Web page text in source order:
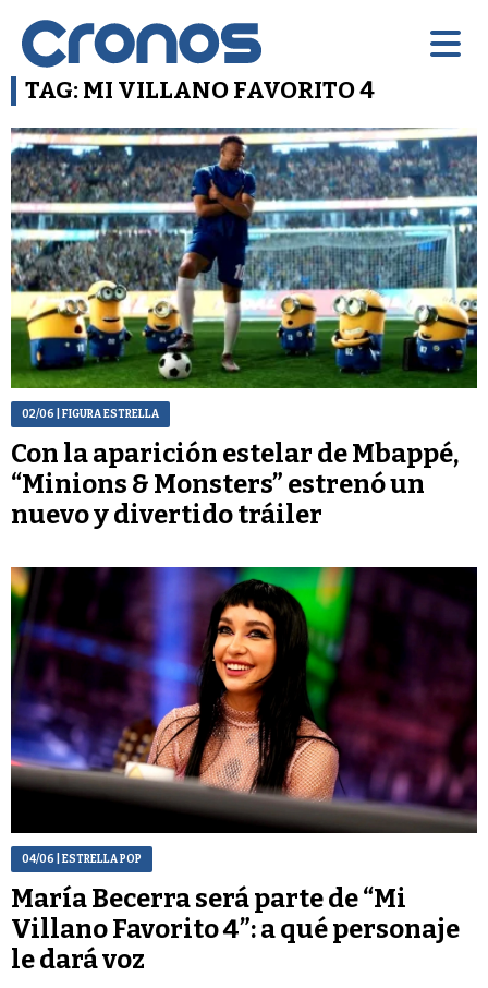
TAG: MI VILLANO FAVORITO 4
02/06 | FIGURA ESTRELLA
Con la aparición estelar de Mbappé,
“Minions & Monsters” estrenó un
nuevo y divertido tráiler
04/06 | ESTRELLA POP
María Becerra será parte de “Mi
Villano Favorito 4”: a qué personaje
le dará voz